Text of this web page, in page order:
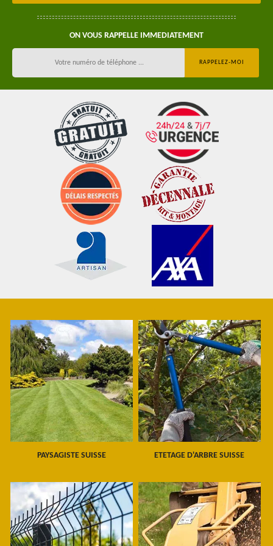
ON VOUS RAPPELLE IMMEDIATEMENT
PAYSAGISTE SUISSE ETETAGE D'ARBRE SUISSE